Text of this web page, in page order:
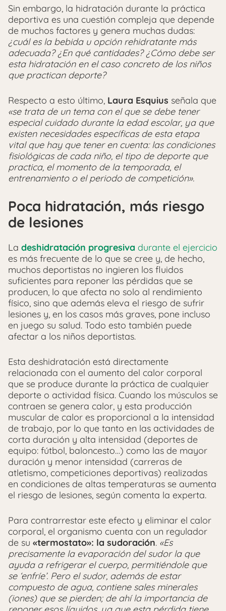
Sin embargo, la hidratación durante la práctica
deportiva es una cuestión compleja que depende
de muchos factores y genera muchas dudas:
¿cuál es la bebida u opción rehidratante más
adecuada? ¿En qué cantidades? ¿Cómo debe ser
esta hidratación en el caso concreto de los niños
que practican deporte?
Respecto a esto último, Laura Esquius señala que
«se trata de un tema con el que se debe tener
especial cuidado durante la edad escolar, ya que
existen necesidades específicas de esta etapa
vital que hay que tener en cuenta: las condiciones
fisiológicas de cada niño, el tipo de deporte que
practica, el momento de la temporada, el
entrenamiento o el periodo de competición».
Poca hidratación, más riesgo
de lesiones
La deshidratación progresiva durante el ejercicio
es más frecuente de lo que se cree y, de hecho,
muchos deportistas no ingieren los fluidos
suficientes para reponer las pérdidas que se
producen, lo que afecta no solo al rendimiento
físico, sino que además eleva el riesgo de sufrir
lesiones y, en los casos más graves, pone incluso
en juego su salud. Todo esto también puede
afectar a los niños deportistas.
Esta deshidratación está directamente
relacionada con el aumento del calor corporal
que se produce durante la práctica de cualquier
deporte o actividad física. Cuando los músculos se
contraen se genera calor, y esta producción
muscular de calor es proporcional a la intensidad
de trabajo, por lo que tanto en las actividades de
corta duración y alta intensidad (deportes de
equipo: fútbol, baloncesto…) como las de mayor
duración y menor intensidad (carreras de
atletismo, competiciones deportivas) realizadas
en condiciones de altas temperaturas se aumenta
el riesgo de lesiones, según comenta la experta.
Para contrarrestar este efecto y eliminar el calor
corporal, el organismo cuenta con un regulador
de su «termostato»: la sudoración. «Es
precisamente la evaporación del sudor la que
ayuda a refrigerar el cuerpo, permitiéndole que
se ‘enfríe’. Pero el sudor, además de estar
compuesto de agua, contiene sales minerales
(iones) que se pierden; de ahí la importancia de